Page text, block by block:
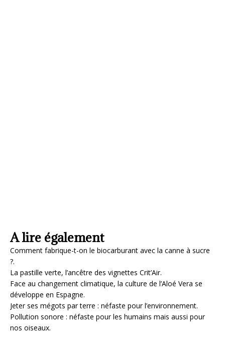
A lire également
Comment fabrique-t-on le biocarburant avec la canne à sucre
?.
La pastille verte, l’ancêtre des vignettes Crit’Air.
Face au changement climatique, la culture de l’Aloé Vera se
développe en Espagne.
Jeter ses mégots par terre : néfaste pour l’environnement.
Pollution sonore : néfaste pour les humains mais aussi pour
nos oiseaux.